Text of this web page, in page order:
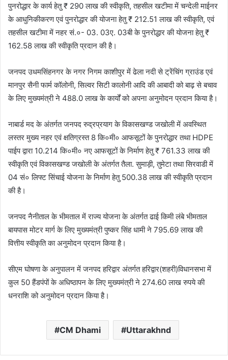
पुनरोद्धार के कार्य हेतु ₹ 290 लाख की स्वीकृति, तहसील खटीमा में चन्देली माईनर
के आधुनिकीकरण एवं पुनरोद्धार की योजना हेतु ₹ 212.51 लाख की स्वीकृति, एवं
तहसील खटीमा में नहर सं.०- 03. 03ए. 03बी के पुनरोद्धार की योजना हेतु ₹
162.58 लाख की स्वीकृति प्रदान की है।
जनपद उधमसिंहनगर के नगर निगम काशीपुर में ढेला नदी से ट्रेंचिंग ग्राउंड एवं
मानपुर सैनी फार्म कॉलोनी, सिल्वर सिटी कालोनी आदि की आबादी को बाढ़ से बचाव
के लिए मुख्यमंत्री ने 488.0 लाख के कार्यों को अपना अनुमोदन प्रदान किया है।
नाबार्ड मद के अंतर्गत जनपद रुद्रप्रयाग के विकासखण्ड जखोली में अवस्थित
लस्तर मुख्य नहर एवं क्षतिग्रस्त 8 कि०मी० आफसूटों के पुनरोद्धार तथा HDPE
पाईप द्वारा 10.214 कि०मी० नए आफसूटों के निर्माण हेतु ₹ 761.33 लाख की
स्वीकृति एवं विकासखण्ड जखोली के अंतर्गत तैला. सुमाड़ी, तुमेटा तथा सिरवाडी में
04 सं० लिफ्ट सिंचाई योजना के निर्माण हेतु 500.38 लाख की स्वीकृति प्रदान
की है।
जनपद नैनीताल के भीमताल में राज्य योजना के अंतर्गत ढाई किमी लंबे भीमताल
बायपास मोटर मार्ग के लिए मुख्यमंत्री पुष्कर सिंह धामी ने 795.69 लाख की
वित्तीय स्वीकृति का अनुमोदन प्रदान किया है।
सीएम घोषणा के अनुपालन में जनपद हरिद्वार अंतर्गत हरिद्वार(शहरी)विधानसभा में
कुल 50 हैंडपंपों के अधिष्ठापन के लिए मुख्यमंत्री ने 274.60 लाख रुपये की
धनराशि को अनुमोदन प्रदान किया है।
CM Dhami Uttarakhnd